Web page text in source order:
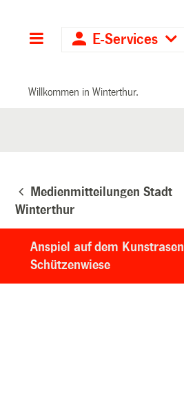
Hauptnavigation
E-Services
Willkommen in Winterthur.
Medienmitteilungen Stadt
Winterthur
Anspiel auf dem Kunstrasen
Schützenwiese